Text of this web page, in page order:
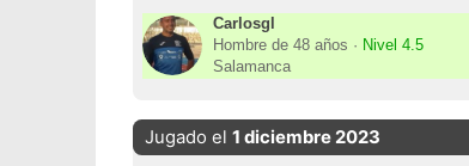
Carlosgl
Hombre de 48 años · Nivel 4.5
Salamanca
Jugado el 1 diciembre 2023